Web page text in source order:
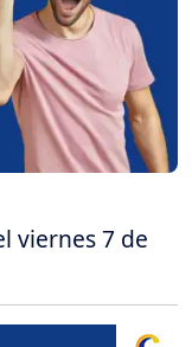
viernes 7 de